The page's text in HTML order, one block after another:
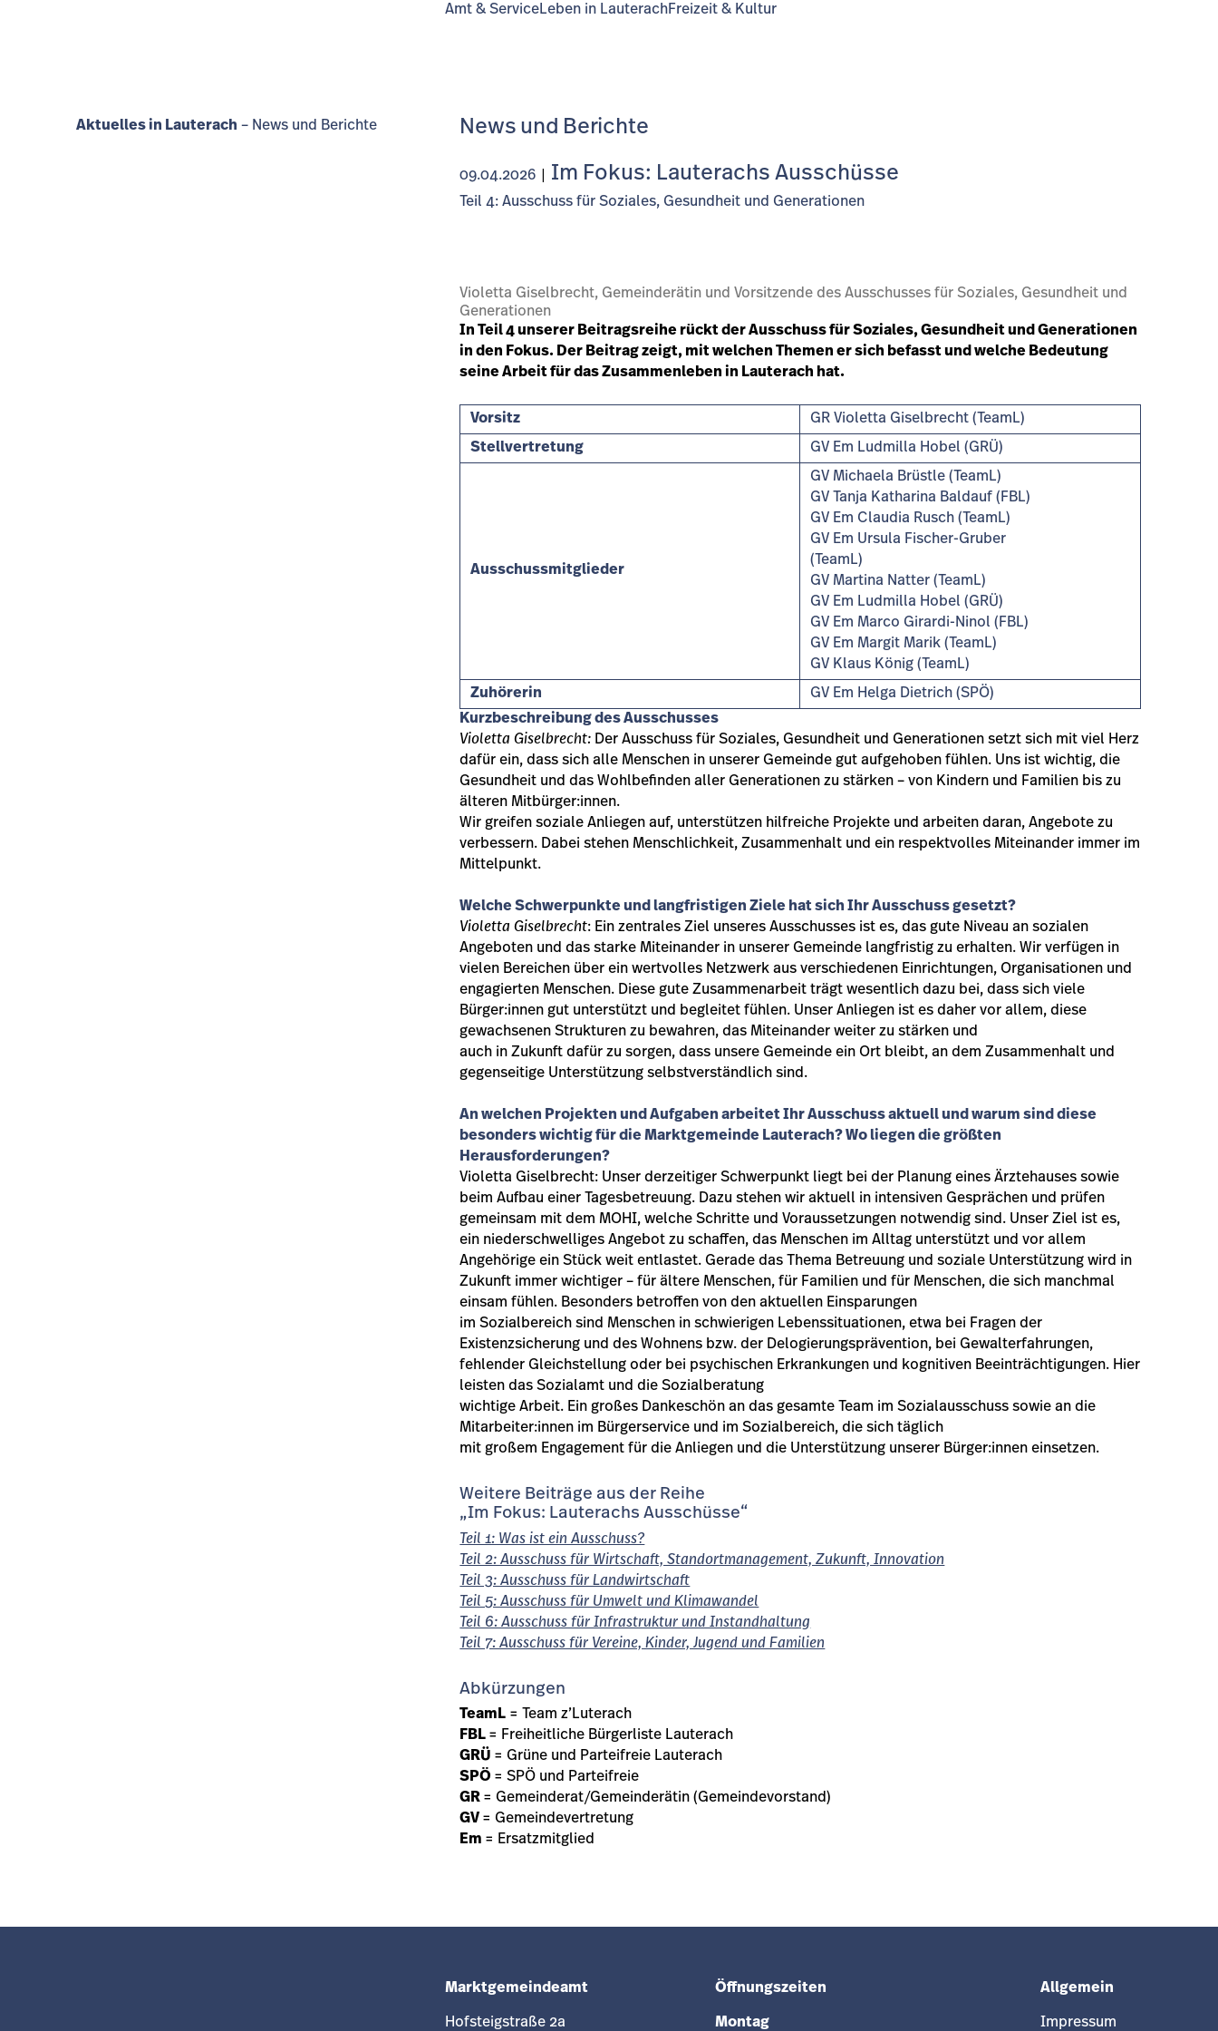
Amt & ServiceLeben in LauterachFreizeit & Kultur
Aktuelles in Lauterach – News und Berichte News und Berichte
09.04.2026 Im Fokus: Lauterachs Ausschüsse
Teil 4: Ausschuss für Soziales, Gesundheit und Generationen
Violetta Giselbrecht, Gemeinderätin und Vorsitzende des Ausschusses für Soziales, Gesundheit und
Generationen
In Teil 4 unserer Beitragsreihe rückt der Ausschuss für Soziales, Gesundheit und Generationen
in den Fokus. Der Beitrag zeigt, mit welchen Themen er sich befasst und welche Bedeutung
seine Arbeit für das Zusammenleben in Lauterach hat.
Vorsitz
GR Violetta Giselbrecht (TeamL)
Stellvertretung
GV Em Ludmilla Hobel (GRÜ)
Ausschussmitglieder
GV Michaela Brüstle (TeamL)
GV Tanja Katharina Baldauf (FBL)
GV Em Claudia Rusch (TeamL)
GV Em Ursula Fischer-Gruber
(TeamL)
GV Martina Natter (TeamL)
GV Em Ludmilla Hobel (GRÜ)
GV Em Marco Girardi-Ninol (FBL)
GV Em Margit Marik (TeamL)
GV Klaus König (TeamL)
Zuhörerin
GV Em Helga Dietrich (SPÖ)
Kurzbeschreibung des Ausschusses
Violetta Giselbrecht: Der Ausschuss für Soziales, Gesundheit und Generationen setzt sich mit viel Herz
dafür ein, dass sich alle Menschen in unserer Gemeinde gut aufgehoben fühlen. Uns ist wichtig, die
Gesundheit und das Wohlbefinden aller Generationen zu stärken – von Kindern und Familien bis zu
älteren Mitbürger:innen.
Wir greifen soziale Anliegen auf, unterstützen hilfreiche Projekte und arbeiten daran, Angebote zu
verbessern. Dabei stehen Menschlichkeit, Zusammenhalt und ein respektvolles Miteinander immer im
Mittelpunkt.
Welche Schwerpunkte und langfristigen Ziele hat sich Ihr Ausschuss gesetzt?
Violetta Giselbrecht: Ein zentrales Ziel unseres Ausschusses ist es, das gute Niveau an sozialen
Angeboten und das starke Miteinander in unserer Gemeinde langfristig zu erhalten. Wir verfügen in
vielen Bereichen über ein wertvolles Netzwerk aus verschiedenen Einrichtungen, Organisationen und
engagierten Menschen. Diese gute Zusammenarbeit trägt wesentlich dazu bei, dass sich viele
Bürger:innen gut unterstützt und begleitet fühlen. Unser Anliegen ist es daher vor allem, diese
gewachsenen Strukturen zu bewahren, das Miteinander weiter zu stärken und
auch in Zukunft dafür zu sorgen, dass unsere Gemeinde ein Ort bleibt, an dem Zusammenhalt und
gegenseitige Unterstützung selbstverständlich sind.
An welchen Projekten und Aufgaben arbeitet Ihr Ausschuss aktuell und warum sind diese
besonders wichtig für die Marktgemeinde Lauterach? Wo liegen die größten
Herausforderungen?
Violetta Giselbrecht: Unser derzeitiger Schwerpunkt liegt bei der Planung eines Ärztehauses sowie
beim Aufbau einer Tagesbetreuung. Dazu stehen wir aktuell in intensiven Gesprächen und prüfen
gemeinsam mit dem MOHI, welche Schritte und Voraussetzungen notwendig sind. Unser Ziel ist es,
ein niederschwelliges Angebot zu schaffen, das Menschen im Alltag unterstützt und vor allem
Angehörige ein Stück weit entlastet. Gerade das Thema Betreuung und soziale Unterstützung wird in
Zukunft immer wichtiger – für ältere Menschen, für Familien und für Menschen, die sich manchmal
einsam fühlen. Besonders betroffen von den aktuellen Einsparungen
im Sozialbereich sind Menschen in schwierigen Lebenssituationen, etwa bei Fragen der
Existenzsicherung und des Wohnens bzw. der Delogierungsprävention, bei Gewalterfahrungen,
fehlender Gleichstellung oder bei psychischen Erkrankungen und kognitiven Beeinträchtigungen. Hier
leisten das Sozialamt und die Sozialberatung
wichtige Arbeit. Ein großes Dankeschön an das gesamte Team im Sozialausschuss sowie an die
Mitarbeiter:innen im Bürgerservice und im Sozialbereich, die sich täglich
mit großem Engagement für die Anliegen und die Unterstützung unserer Bürger:innen einsetzen.
Weitere Beiträge aus der Reihe
„Im Fokus: Lauterachs Ausschüsse“
Teil 1: Was ist ein Ausschuss?
Teil 2: Ausschuss für Wirtschaft, Standortmanagement, Zukunft, Innovation
Teil 3: Ausschuss für Landwirtschaft
Teil 5: Ausschuss für Umwelt und Klimawandel
Teil 6: Ausschuss für Infrastruktur und Instandhaltung
Teil 7: Ausschuss für Vereine, Kinder, Jugend und Familien
Abkürzungen
TeamL = Team z’Luterach
FBL = Freiheitliche Bürgerliste Lauterach
GRÜ = Grüne und Parteifreie Lauterach
SPÖ = SPÖ und Parteifreie
GR = Gemeinderat/Gemeinderätin (Gemeindevorstand)
GV = Gemeindevertretung
Em = Ersatzmitglied
Marktgemeindeamt
Hofsteigstraße 2a
Öffnungszeiten
Montag
Allgemein
Impressum